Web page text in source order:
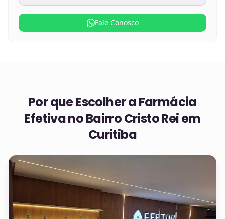
Fale Conosco
Por que Escolher a Farmácia
Efetiva noBairro Cristo Rei em
Curitiba